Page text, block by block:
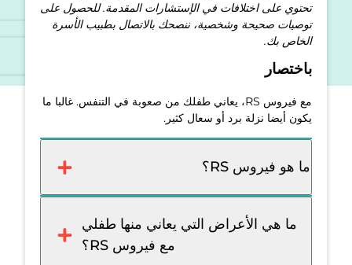
تحتوي على اختلافات في الإستشارات المقدمة. للحصول على
توصيات صحيحة وشخصية، ننصحك بالاتصال بطبيب الأسرة
الخاص بك.
باختصار
مع فيروس RS، يعاني طفلك من صعوبة في التنفس. غالبا ما
يكون أيضا نزلة برد أو سعال كثير.
ما هو فيروس RS؟
ما هي الأعراض التي يعاني منها طفلي
مع فيروس RS؟